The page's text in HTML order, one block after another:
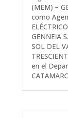
(MEM) –
como
GENNEIA
SOL DEL
en el